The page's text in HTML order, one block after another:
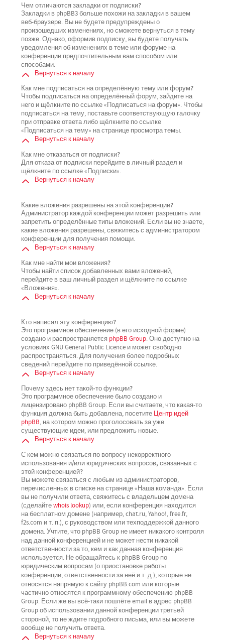
Чем отличаются закладки от подписки?
Закладки в phpBB3 больше похожи на закладки в вашем
веб-браузере. Вы не будете предупреждены о
произошедших изменениях, но сможете вернуться в тему
позже. Однако, оформив подписку, вы будете получать
уведомления об изменениях в теме или форуме на
конференции предпочтительным вам способом или
способами.
Вернуться к началу
Как мне подписаться на определённую тему или форум?
Чтобы подписаться на определённый форум, зайдите на
него и щёлкните по ссылке «Подписаться на форум». Чтобы
подписаться на тему, поставьте соответствующую галочку
при отправке ответа либо щёлкните по ссылке
«Подписаться на тему» на странице просмотра темы.
Вернуться к началу
Как мне отказаться от подписки?
Для отказа от подписки перейдите в личный раздел и
щёлкните по ссылке «Подписки».
Вернуться к началу
Какие вложения разрешены на этой конференции?
Администратор каждой конференции может разрешить или
запретить определённые типы вложений. Если вы не знаете,
какие вложения разрешены, свяжитесь с администратором
конференции для получения помощи.
Вернуться к началу
Как мне найти мои вложения?
Чтобы найти список добавленных вами вложений,
перейдите в ваш личный раздел и щёлкните по ссылке
«Вложения».
Вернуться к началу
Кто написал эту конференцию?
Это программное обеспечение (в его исходной форме)
создано и распространяется phpBB Group. Оно доступно на
условиях GNU General Public Licence и может свободно
распространяться. Для получения более подробных
сведений перейдите по приведённой ссылке.
Вернуться к началу
Почему здесь нет такой-то функции?
Это программное обеспечение было создано и
лицензировано phpBB Group. Если вы считаете, что какая-то
функция должна быть добавлена, посетите Центр идей
phpBB, на котором можно проголосовать за уже
существующие идеи, или предложить новые.
Вернуться к началу
С кем можно связаться по вопросу некорректного
использования и/или юридических вопросов, связанных с
этой конференцией?
Вы можете связаться с любым из администраторов,
перечисленных в списке на странице «Наша команда». Если
вы не получили ответа, свяжитесь с владельцем домена
(сделайтеwhois lookup) или, если конференция находится
на бесплатном домене (например, chat.ru, Yahoo!, free.fr,
f2s.com и т. п.), с руководством или техподдержкой данного
домена. Учтите, что phpBB Group не имеет никакого контроля
над данной конференциейи не может нести никакой
ответственности за то, кем и как данная конференция
используется. Не обращайтесь к phpBB Group по
юридическим вопросам (о приостановке работы
конференции, ответственности за неё и т. д.), которые не
относятся напрямуюк сайту phpBB.com или которые
частично относятся к программному обеспечению phpBB
Group. Если же вы всё-таки пошлёте email в адрес phpBB
Group об использовании данной конференциитретьей
стороной, то не ждите подробного письма, или вы можете
вообще не получить ответа.
Вернуться к началу